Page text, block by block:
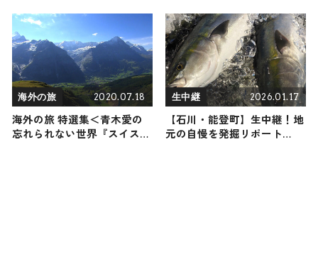
海外の旅 2020.07.18
海外の旅 特選集＜青木愛の
忘れられない世界『スイス＆
生中継 2026.01.17
【石川・能登町】生中継！地
元の自慢を発掘リポート